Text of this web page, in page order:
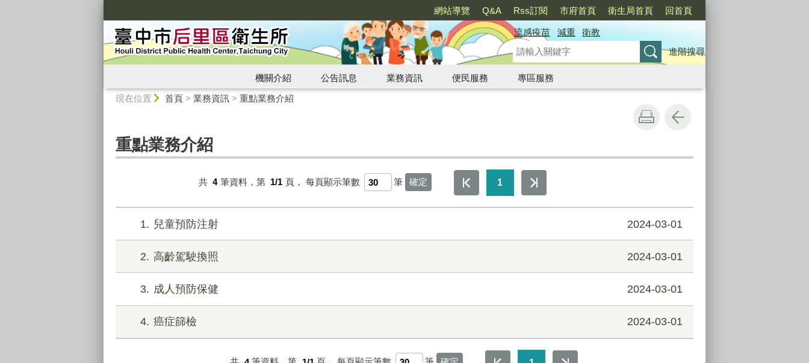
網站導覽 Q&A Rss訂閱 市府首頁 衛生局首頁 回首頁
流感疫苗 減重
衛教
進階搜尋
機關介紹 公告訊息 業務資訊 便民服務
專區服務
現在位置 首頁> 業務資訊> 重點業務介紹
重點業務介紹
共 4 筆資料，第 1/1 頁， 每頁顯示筆數 筆 1
1 兒童預防注射 2024-03-01
2 高齡駕駛換照 2024-03-01
3 成人預防保健 2024-03-01
4 癌症篩檢 2024-03-01